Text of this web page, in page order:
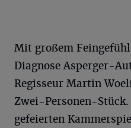
Mit großem
Diagnose Asperger-
Regisseur Martin
Zwei-Personen-
gefeierten